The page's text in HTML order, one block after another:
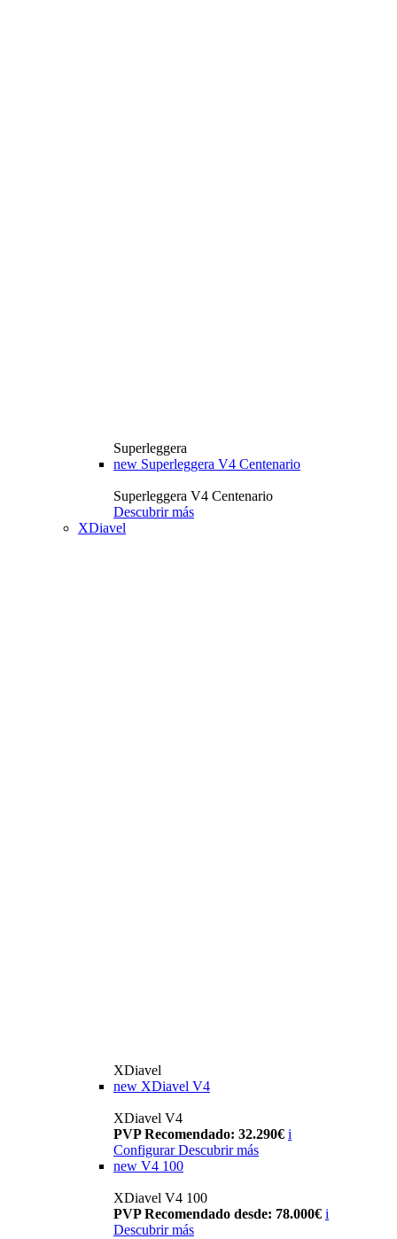
Superleggera
new Superleggera V4 Centenario
Superleggera V4 Centenario
Descubrir más
XDiavel
XDiavel
new XDiavel V4
XDiavel V4
PVP Recomendado: 32.290€ i
Configurar Descubrir más
new V4 100
XDiavel V4 100
PVP Recomendado desde: 78.000€ i
Descubrir más